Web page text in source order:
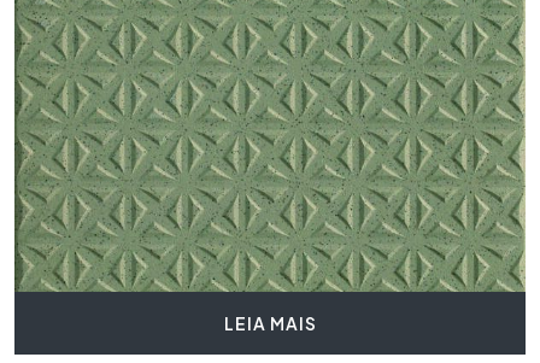
LEIA MAIS